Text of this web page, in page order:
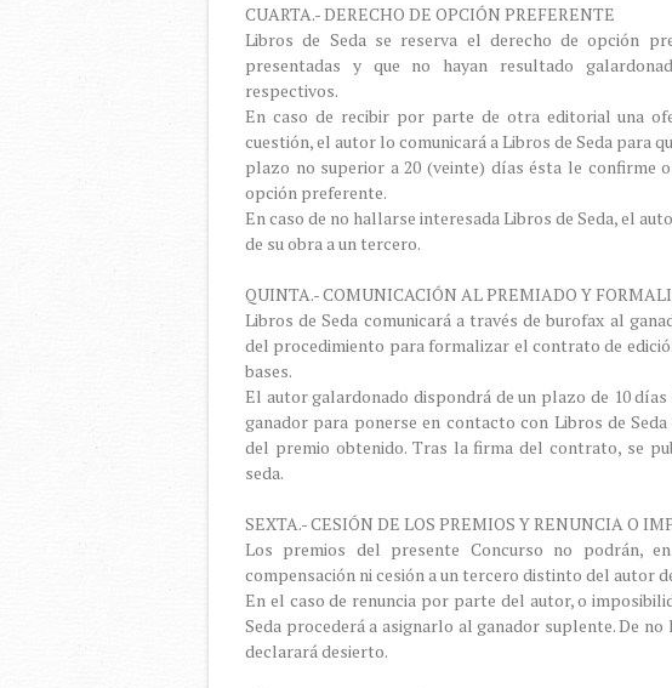
CUARTA.- DERECHO DE OPCIÓN PREFERENTE
Libros de Seda se reserva el derecho de opción
presentadas y que no hayan resultado
respectivos.
En caso de recibir por parte de otra editorial una
cuestión, el autor lo comunicará a Libros de Seda para
plazo no superior a 20 (veinte) días ésta le confirme
opción preferente.
En caso de no hallarse interesada Libros de Seda, el
de su obra a un tercero.
QUINTA.- COMUNICACIÓN AL PREMIADO Y
Libros de Seda comunicará a través de burofax al
del procedimiento para formalizar el contrato de
bases.
El autor galardonado dispondrá de un plazo de 10
ganador para ponerse en contacto con Libros de
del premio obtenido. Tras la firma del contrato, se
seda.
SEXTA.- CESIÓN DE LOS PREMIOS Y RENUNCIA O
Los premios del presente Concurso no podrán,
compensación ni cesión a un tercero distinto del autor
En el caso de renuncia por parte del autor, o
Seda procederá a asignarlo al ganador suplente. De
declarará desierto.